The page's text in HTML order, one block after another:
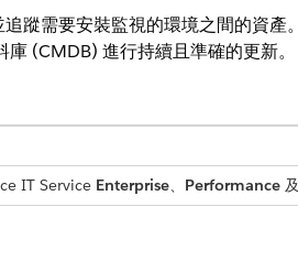
蹤需要安裝監視的環境之間的資
(CMDB) 進行持續且準確的更新。
IT Service Enterprise、 Performance及